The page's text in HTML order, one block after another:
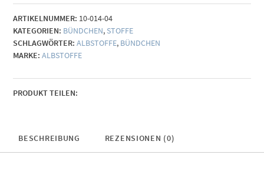
blau
Menge
ARTIKELNUMMER: 10-014-04
KATEGORIEN: BÜNDCHEN, STOFFE
SCHLAGWÖRTER: ALBSTOFFE, BÜNDCHEN
MARKE:ALBSTOFFE
PRODUKT TEILEN:
BESCHREIBUNG REZENSIONEN (0)